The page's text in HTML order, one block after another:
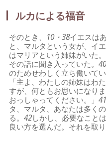
ルカによる福音
そのとき、 10・38イエスは
と、マルタという女が、イ
はマリアという姉妹がいた
その話に聞き入っていた。
のためせわしく立ち働いて
「主よ、わたしの姉妹はわ
すが、何ともお思いになり
おっしゃってください。」41
タ、マルタ、あなたは多く
る。42しかし、必要なこと
良い方を選んだ。それを取